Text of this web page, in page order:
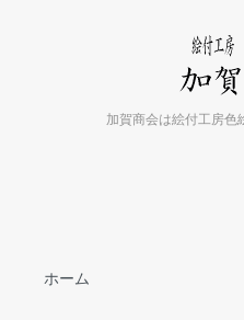
加賀商会は絵付工房色
ホーム